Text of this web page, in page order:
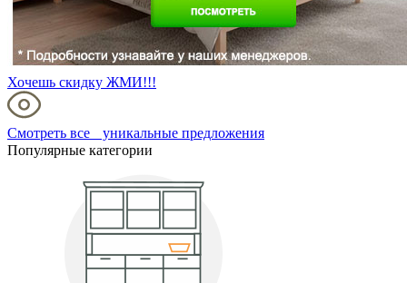
Хочешь скидку ЖМИ!!!
Смотреть все уникальные предложения
Популярные категории